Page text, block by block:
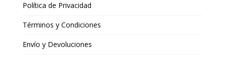
Política de Privacidad
Términos y Condiciones
Envío y Devoluciones